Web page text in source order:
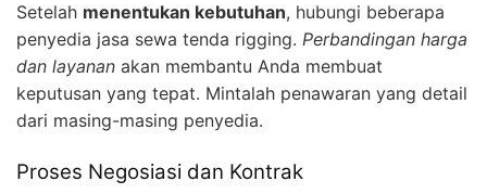
Setelah menentukan kebutuhan, hubungi beberapa
penyedia jasa sewa tenda rigging. Perbandingan harga
dan layanan akan membantu Anda membuat
keputusan yang tepat. Mintalah penawaran yang detail
dari masing-masing penyedia.
Proses Negosiasi dan Kontrak